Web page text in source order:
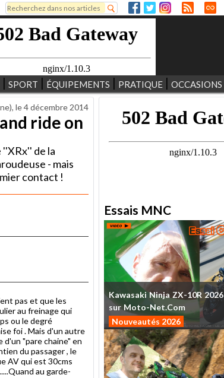
Formulaire de recherche
Rechercher
SPORT ÉQUIPEMENTS PRATIQUE OCCASIONS
le4 décembre 2014
ride on
de la
- mais
contact !
pas et que les
au freinage qui
ou le degré
foi . Mais d'un autre
d'un "pare chaine" en
du passager , le
AV qui est 30cms
au garde-
Essais MNC
Kawasaki Ninja ZX-10R 2026
sur Moto-Net.Com
Nouveautés 2026